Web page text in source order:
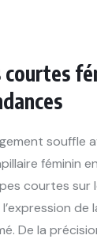
courtes
souffle
féminin
courtes sur
de
De la